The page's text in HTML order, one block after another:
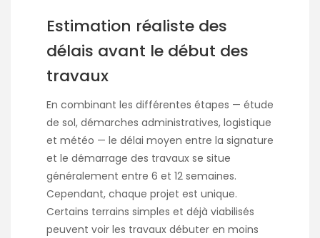
Estimation réaliste des
délais avant le début des
travaux
En combinant les différentes étapes — étude
de sol, démarches administratives, logistique
et météo — le délai moyen entre la signature
et le démarrage des travaux se situe
généralement entre 6 et 12 semaines.
Cependant, chaque projet est unique.
Certains terrains simples et déjà viabilisés
peuvent voir les travaux débuter en moins